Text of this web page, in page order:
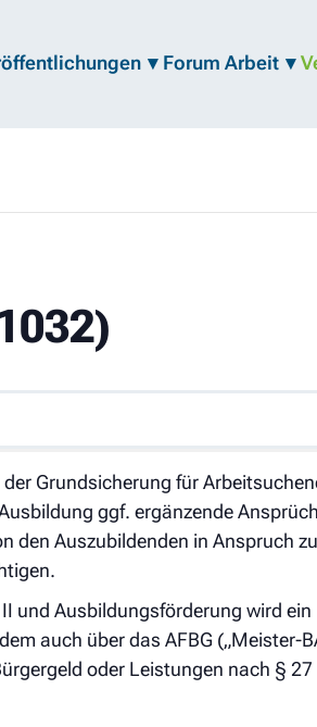
Forum Arbeit
Grundsicherung für
ggf. ergänzende
Auszubildenden in Anspruch
und Ausbildungsförderung wird
auch über das AFBG („Meister-
oder Leistungen nach §